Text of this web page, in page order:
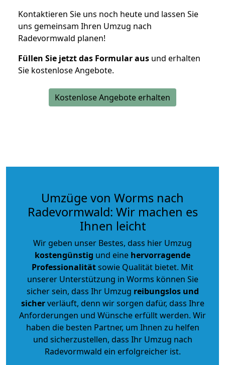
Kontaktieren Sie uns noch heute und lassen Sie
uns gemeinsam Ihren Umzug nach
Radevormwald planen!
Füllen Sie jetzt das Formular aus und erhalten
Sie kostenlose Angebote.
Kostenlose Angebote erhalten
Umzüge von Worms nach
Radevormwald: Wir machen es
Ihnen leicht
Wir geben unser Bestes, dass hier Umzug
kostengünstig und eine hervorragende
Professionalitätsowie Qualität bietet. Mit
unserer Unterstützung in Worms können Sie
sicher sein, dass Ihr Umzug reibungslos und
sicherverläuft, denn wir sorgen dafür, dass Ihre
Anforderungen und Wünsche erfüllt werden. Wir
haben die besten Partner, um Ihnen zu helfen
und sicherzustellen, dass Ihr Umzug nach
Radevormwald ein erfolgreicher ist.